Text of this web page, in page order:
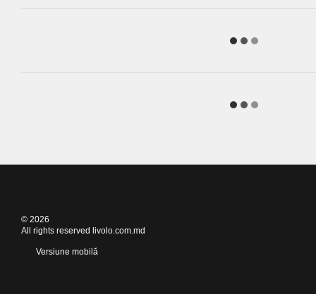
© 2026
All rights reserved livolo.com.md
Versiune mobilă